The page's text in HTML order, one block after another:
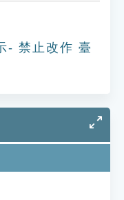
- 禁止改作 臺